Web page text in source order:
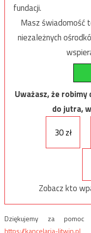
fundacji.
Masz świadomość
niezależnych
Uważasz, że
do jutra,
30 zł
Zobacz kto
Dziękujemy za pomoc